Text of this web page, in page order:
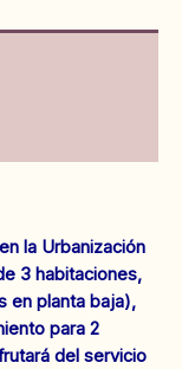
la Urbanización
3 habitaciones,
en planta baja),
para 2
del servicio